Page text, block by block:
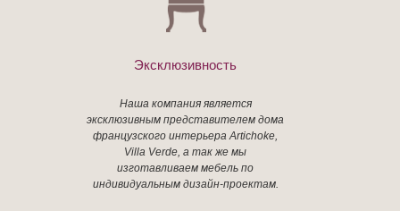
Эксклюзивность
Наша компания является
эксклюзивным представителем дома
французского интерьера Artichoke,
Villa Verde, а так же мы
изготавливаем мебель по
индивидуальным дизайн-проектам.